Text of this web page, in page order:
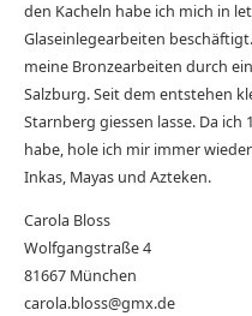
den Kacheln habe ich mich in
Glaseinlegearbeiten
meine Bronzearbeiten durch
Salzburg. Seit dem entstehen
Starnberg giessen lasse. Da
habe, hole ich mir immer
Inkas, Mayas und Azteken.
Carola Bloss
Wolfgangstraße 4
81667 München
carola.bloss@gmx.de